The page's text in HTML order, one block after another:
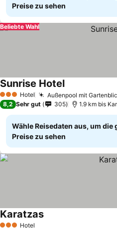
Preise zu sehen
Beliebte Wahl
3 SterneHotel Außenpool mit
Sunrise Hotel
8,2 Sehr gut 305 1.9 km bis
Wähle Reisedaten aus, um die
Preise zu sehen
Hotel
Karatzas